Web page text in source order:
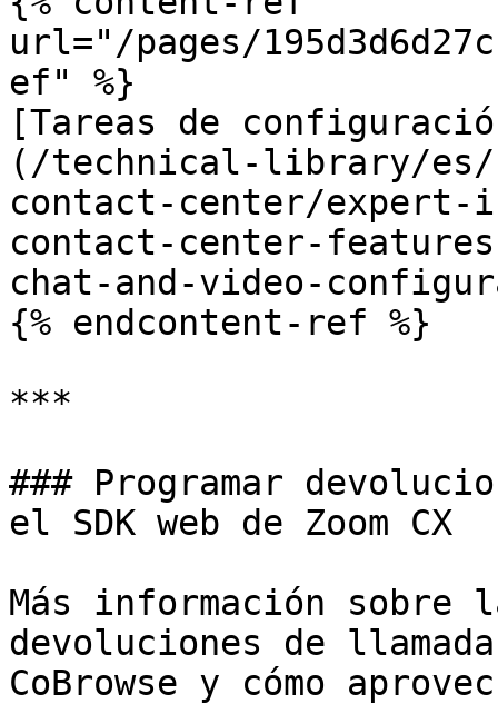
url="/pages/
ef" %}
[Tareas de
(/technical-library/es/
contact-center/expert-
contact-center-
chat-and-video-
{% endcontent-ref %}
***
### Programar
el SDK web de Zoom CX
Más información sobre
devoluciones de
CoBrowse y cómo